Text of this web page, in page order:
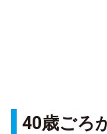
40歳ごろ